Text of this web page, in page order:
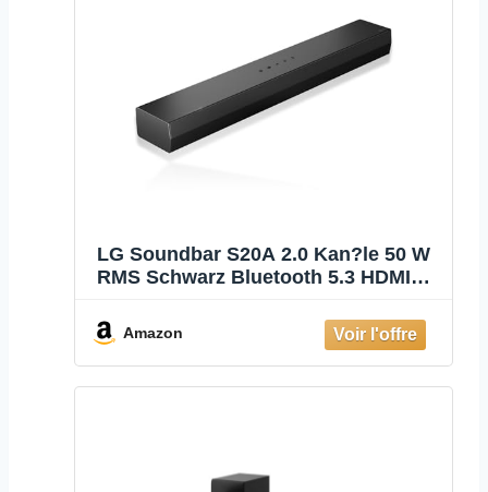
LG Soundbar S20A 2.0 Kan?le 50 W
RMS Schwarz Bluetooth 5.3 HDMI
Amazon